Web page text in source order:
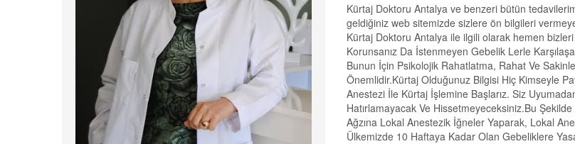
Kürtaj Doktoru Antalya ve benzeri bütün
geldiğiniz web sitemizde sizlere ön bilgileri vermeye
Kürtaj Doktoru Antalya ile ilgili olarak hemen
Korunsanız Da İstenmeyen Gebelik Lerle
Bunun İçin Psikolojik Rahatlatma, Rahat Ve
Önemlidir.Kürtaj Olduğunuz Bilgisi Hiç Kimseyle
Anestezi İle Kürtaj İşlemine Başlarız. Siz
Hatırlamayacak Ve Hissetmeyeceksiniz.Bu
Ağzına Lokal Anestezik İğneler Yaparak, Lokal
Ülkemizde 10 Haftaya Kadar Olan Gebeliklere